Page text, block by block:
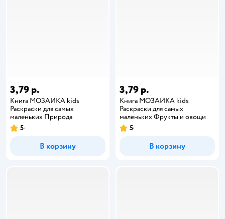
3,79 р.
Книга МОЗАИКА kids
Раскраски для самых
маленьких Природа
5
В корзину
3,79 р.
Книга МОЗАИКА kids
Раскраски для самых
маленьких Фрукты и овощи
5
В корзину